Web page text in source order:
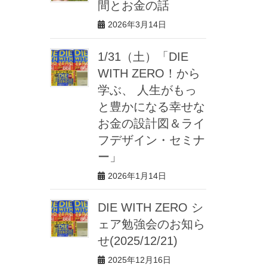
間とお金の話
2026年3月14日
1/31（土）「DIE
WITH ZERO！から
学ぶ、 人生がもっ
と豊かになる幸せな
お金の設計図＆ライ
フデザイン・セミナ
ー」
2026年1月14日
DIE WITH ZERO シ
ェア勉強会のお知ら
せ(2025/12/21)
2025年12月16日